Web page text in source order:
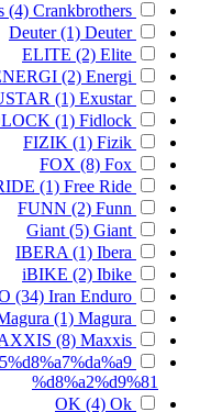
(4) Crankbrothers
Deuter (1) Deuter
ELITE (2) Elite
(2) Energi
(1) Exustar
(1) Fidlock
FIZIK (1) Fizik
FOX (8) Fox
(1) Free Ride
FUNN (2) Funn
Giant (5) Giant
IBERA (1) Ibera
iBIKE (2) Ibike
(34) Iran Enduro
(1) Magura
(8) Maxxis
%d8%a2%d9%81
OK (4) Ok